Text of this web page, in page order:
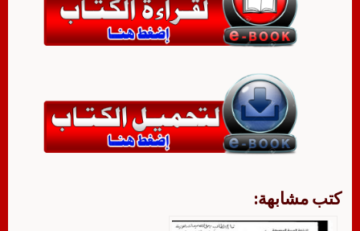
كتب مشابهة: